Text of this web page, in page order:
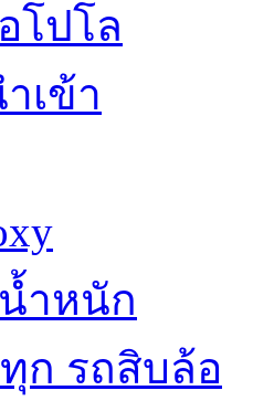
โปโล
เข้า
ำหนัก
ก รถสิบล้อ